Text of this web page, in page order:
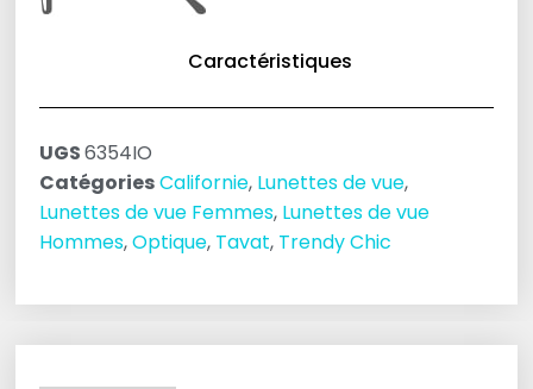
Caractéristiques
UGS6354IO
CatégoriesCalifornie, Lunettes de vue,
Lunettes de vue Femmes, Lunettes de vue
Hommes,Optique, Tavat, Trendy Chic